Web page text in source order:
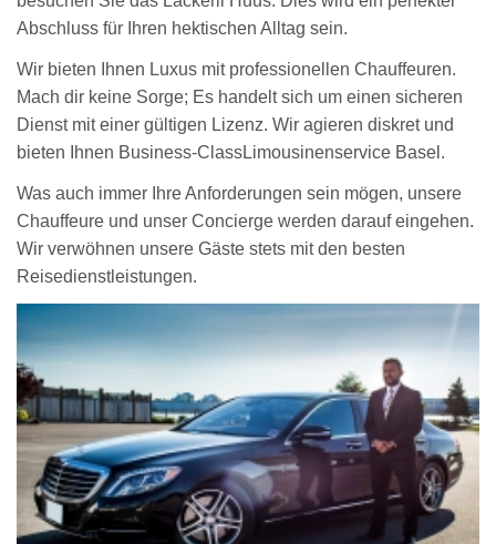
Abschluss für Ihren hektischen Alltag sein.
Wir bieten Ihnen Luxus mit professionellen Chauffeuren.
Mach dir keine Sorge; Es handelt sich um einen sicheren
Dienst mit einer gültigen Lizenz. Wir agieren diskret und
bieten Ihnen Business-ClassLimousinenservice Basel.
Was auch immer Ihre Anforderungen sein mögen, unsere
Chauffeure und unser Concierge werden darauf eingehen.
Wir verwöhnen unsere Gäste stets mit den besten
Reisedienstleistungen.